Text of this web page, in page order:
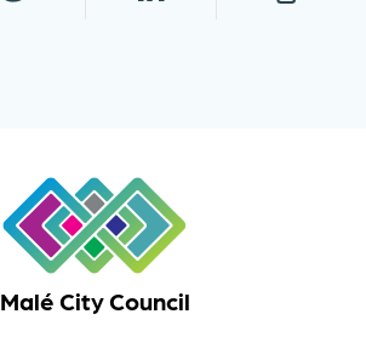
Malé City Council